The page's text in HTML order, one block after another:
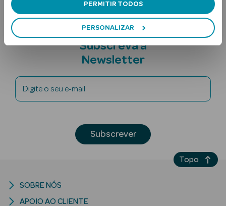
PERMITIR TODOS
PERSONALIZAR
Ver Tudo
Solares Bebé e
Subscreva a
Newsletter
Digite o seu e-mail
Subscrever
SOBRE NÓS
APOIO AO CLIENTE
Topo